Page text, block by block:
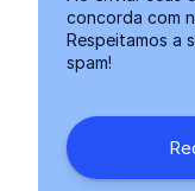
concorda com
Respeitamos a
spam!